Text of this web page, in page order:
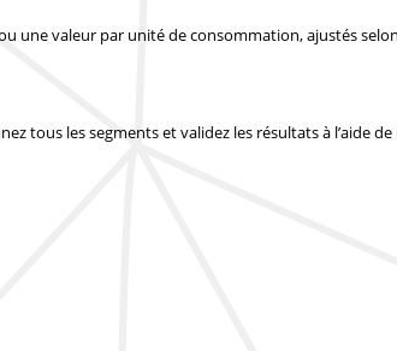
une valeur par unité de consommation, ajustés
tous les segments et validez les résultats à l’aide